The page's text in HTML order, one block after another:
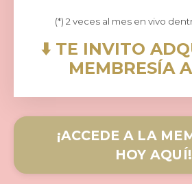
(*) 2 veces al mes en vivo
⬇️ TE INVITO
MEMBRESÍA
¡ACCEDE A LA
HOY AQUÍ!